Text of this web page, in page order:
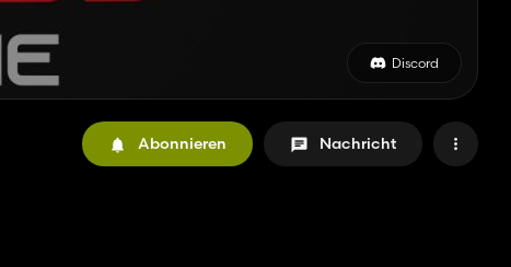
Discord
Abonnieren Nachricht